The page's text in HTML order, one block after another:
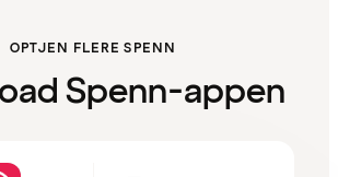
OPTJEN FLERE SPENN
Spenn-appen